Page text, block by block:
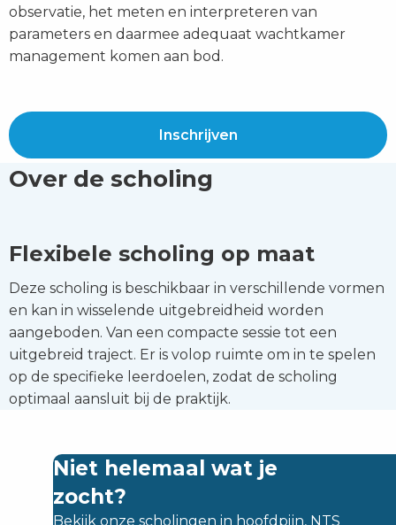
observatie, het meten en interpreteren van
parameters en daarmee adequaat wachtkamer
management komen aan bod.
Inschrijven
Over de scholing
Flexibele scholing op maat
Deze scholing is beschikbaar in verschillende vormen
en kan in wisselende uitgebreidheid worden
aangeboden. Van een compacte sessie tot een
uitgebreid traject. Er is volop ruimte om in te spelen
op de specifieke leerdoelen, zodat de scholing
optimaal aansluit bij de praktijk.
Niet helemaal wat je
zocht?
Bekijk onze scholingen in hoofdpijn, NTS